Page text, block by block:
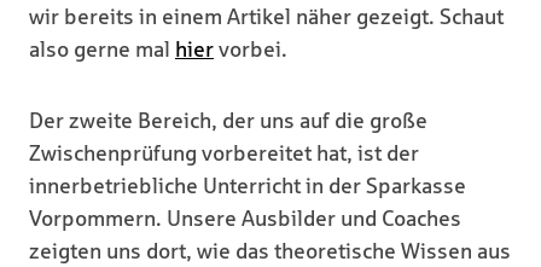
wir bereits in einem Artikel näher gezeigt. Schaut
also gerne mal hier vorbei.
Der zweite Bereich, der uns auf die große
Zwischenprüfung vorbereitet hat, ist der
innerbetriebliche Unterricht in der Sparkasse
Vorpommern. Unsere Ausbilder und Coaches
zeigten uns dort, wie das theoretische Wissen aus